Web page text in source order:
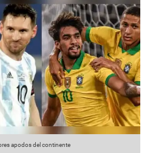
apodos del continente